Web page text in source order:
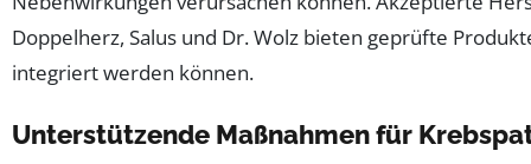
Doppelherz, Salus und Dr. Wolz bieten geprüfte
integriert werden können.
Unterstützende Maßnahmen für